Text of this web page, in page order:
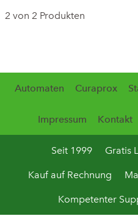
2 von 2 Produkten
Automaten Curaprox
Impressum Kontakt
Seit 1999 Gratis
Kauf auf Rechnung
Kompetenter